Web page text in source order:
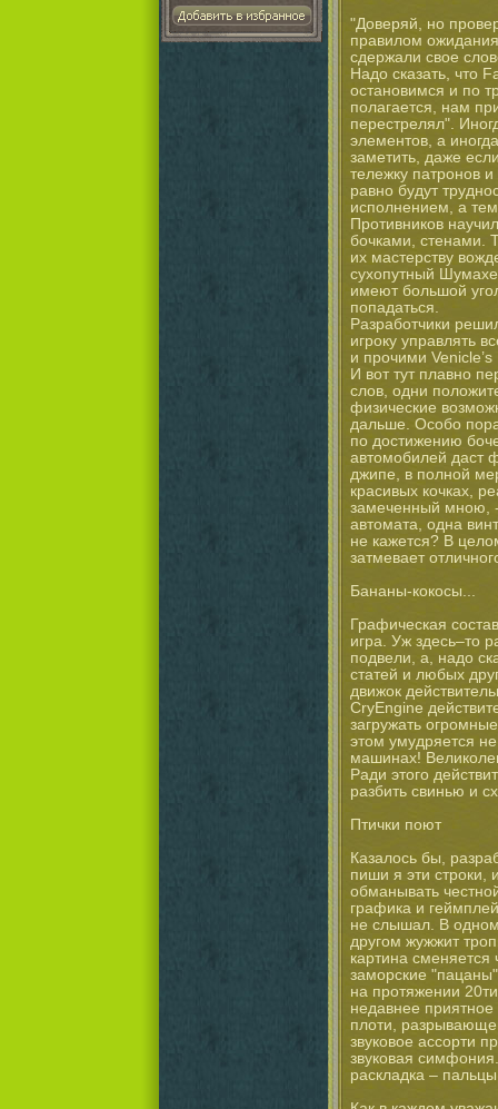
"Доверяй, но
правилом
сдержали свое
Надо сказать, что
остановимся и по
полагается, нам
перестрелял".
элементов, а
заметить, даже
тележку патронов
равно будут
исполнением, а
Противников
бочками, стенами.
их мастерству
сухопутный
имеют большой
попадаться.
Разработчики
игроку управлять
и прочими Venicle’s
И вот тут плавно
слов, одни
физические
дальше. Особо
по достижению
автомобилей даст
джипе, в полной
красивых кочках,
замеченный мною,
автомата, одна
не кажется? В
затмевает
Бананы-кокосы...
Графическая
игра. Уж здесь–то
подвели, а, надо
статей и любых
движок
CryEngine
загружать
этом умудряется
машинах!
Ради этого
разбить свинью и
Птички поют
Казалось бы,
пиши я эти строки,
обманывать
графика и
не слышал. В одном
другом жужжит
картина
заморские
на протяжении
недавнее
плоти,
звуковое ассорти
звуковая
раскладка –